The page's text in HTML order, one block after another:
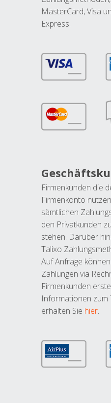
MasterCard, Visa
Express.
Firmenkunden die
Firmenkonto
sämtlichen
den Privatkunden
stehen. Darüber
Talixo
Auf Anfrage
Zahlungen via
Firmenkunden
Informationen zum
erhalten Sie hier.